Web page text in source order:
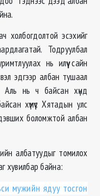
холбогдолтой эсэхийг
Тодруулбал
нь илүү сайн
эдгээр албан тушаал
Аль нь ч байсан хүнд
хүмүүс Хятадын улс
боломжтой албан
албатуудыг томилох
хувилбар байна:
мужийн ядуу тосгон